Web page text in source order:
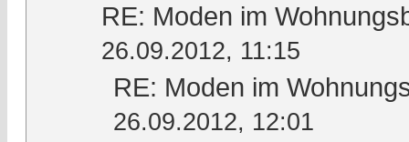
RE: Moden im
26.09.2012, 11:15
RE: Moden im
26.09.2012, 12:01